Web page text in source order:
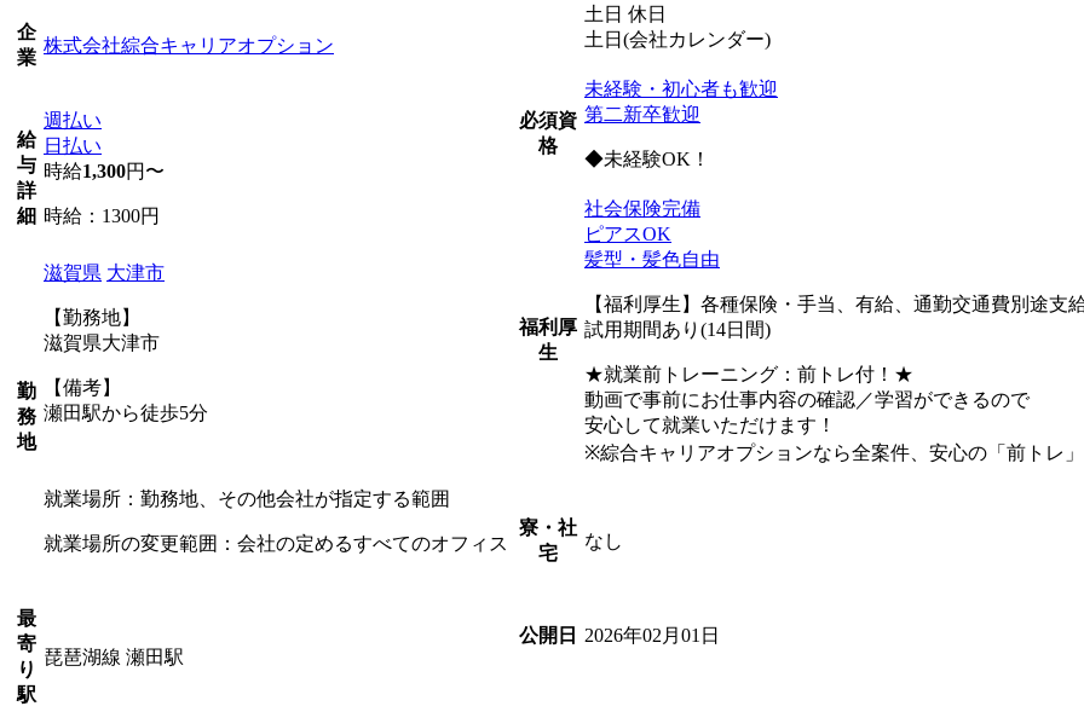
企
業
株式会社綜合キャリアオプション
給
与
詳
細
週払い
日払い
時給1,300円〜
時給：1300円
勤
務
地
滋賀県 大津市
【勤務地】
滋賀県大津市
【備考】
瀬田駅から徒歩5分
就業場所：勤務地、その他会社が指定する範囲
就業場所の変更範囲：会社の定めるすべてのオフィス
最
寄
り
駅
琵琶湖線 瀬田駅
土日 休日
土日(会社カレンダー)
必須資
格
未経験・初心者も歓迎
第二新卒歓迎
◆未経験OK！
福利厚
生
社会保険完備
ピアスOK
髪型・髪色自由
【福利厚生】各種保険・手当、有給、通勤交通費別
試用期間あり(14日間)
★就業前トレーニング：前トレ付！★
動画で事前にお仕事内容の確認／学習ができるので
安心して就業いただけます！
※綜合キャリアオプションなら全案件、安心の「前トレ
寮・社
宅
なし
公開日 2026年02月01日